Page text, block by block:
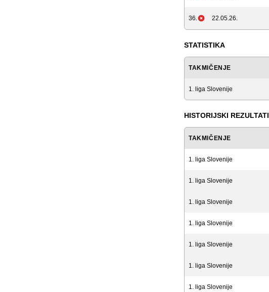
36. 22.05.26.
STATISTIKA
TAKMIČENJE
1. liga Slovenije
HISTORIJSKI REZULTATI
TAKMIČENJE
1. liga Slovenije
1. liga Slovenije
1. liga Slovenije
1. liga Slovenije
1. liga Slovenije
1. liga Slovenije
1. liga Slovenije